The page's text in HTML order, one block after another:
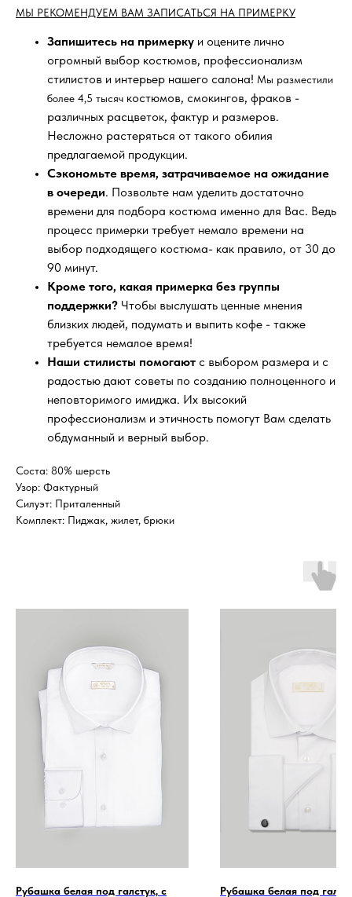
МЫ РЕКОМЕНДУЕМ ВАМ ЗАПИСАТЬСЯ НА ПРИМЕРКУ
Запишитесь на примерку и оцените лично
огромный выбор костюмов, профессионализм
стилистов и интерьер нашего салона! Мы разместили
более 4,5 тысяч костюмов, смокингов, фраков -
различных расцветок, фактур и размеров.
Несложно растеряться от такого обилия
предлагаемой продукции.
Сэкономьте время, затрачиваемое на ожидание
в очереди. Позвольте нам уделить достаточно
времени для подбора костюма именно для Вас. Ведь
процесс примерки требует немало времени на
выбор подходящего костюма- как правило, от 30 до
90 минут.
Кроме того, какая примерка без группы
поддержки? Чтобы выслушать ценные мнения
близких людей, подумать и выпить кофе - также
требуется немалое время!
Наши стилисты помогают с выбором размера и с
радостью дают советы по созданию полноценного и
неповторимого имиджа. Их высокий
профессионализм и этичность помогут Вам сделать
обдуманный и верный выбор.
Соста: 80% шерсть
Узор: Фактурный
Силуэт: Приталенный
Комплект: Пиджак, жилет, брюки
Рубашка белая под галстук, с Рубашка белая под